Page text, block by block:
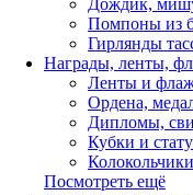
Помпоны из
Гирлянды
Награды, ленты,
Ленты и
Ордена,
Дипломы,
Кубки и
Посмотреть ещё